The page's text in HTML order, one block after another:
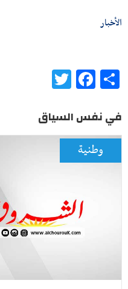
الأخبار
Share
Facebook
في نفس السياق
وطنية